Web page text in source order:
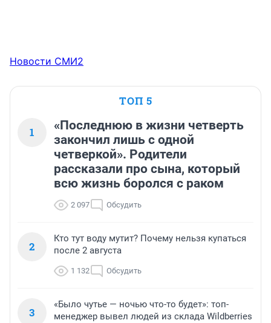
Новости СМИ2
ТОП 5
1
«Последнюю в жизни четверть
закончил лишь с одной
четверкой». Родители
рассказали про сына, который
всю жизнь боролся с раком
2 097 Обсудить
2
Кто тут воду мутит? Почему нельзя купаться
после 2 августа
1 132 Обсудить
3
«Было чутье — ночью что-то будет»: топ-
менеджер вывел людей из склада Wildberries